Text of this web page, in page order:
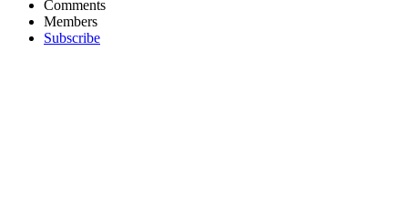
Comments
Members
Subscribe